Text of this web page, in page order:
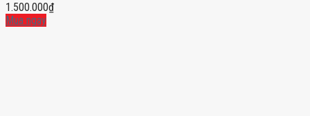
1.500.000₫
Mua ngay